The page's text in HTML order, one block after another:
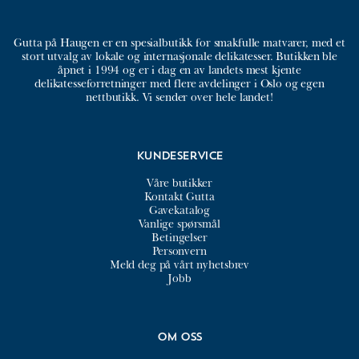
Kundeservice
Våre butikker
Kontakt Gutta
Gavekatalog
Vanlige spørsmål
Betingelser
Personvern
Meld deg på vårt nyhetsbrev
Jobb
Gutta på Haugen er en spesialbutikk for smakfulle matvarer, med et
stort utvalg av lokale og internasjonale delikatesser. Butikken ble
åpnet i 1994 og er i dag en av landets mest kjente
delikatesseforretninger med flere avdelinger i Oslo og egen
nettbutikk. Vi sender over hele landet!
Om oss